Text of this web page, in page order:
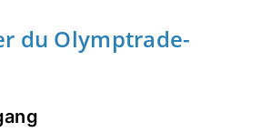
du Olymptrade-